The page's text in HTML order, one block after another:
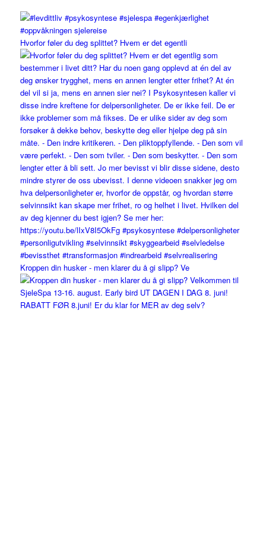
Hvorfor føler du deg splittet? Hvem er det egentli
Kroppen din husker - men klarer du å gi slipp? Ve
RABATT FØR 8.juni! Er du klar for MER av deg selv?